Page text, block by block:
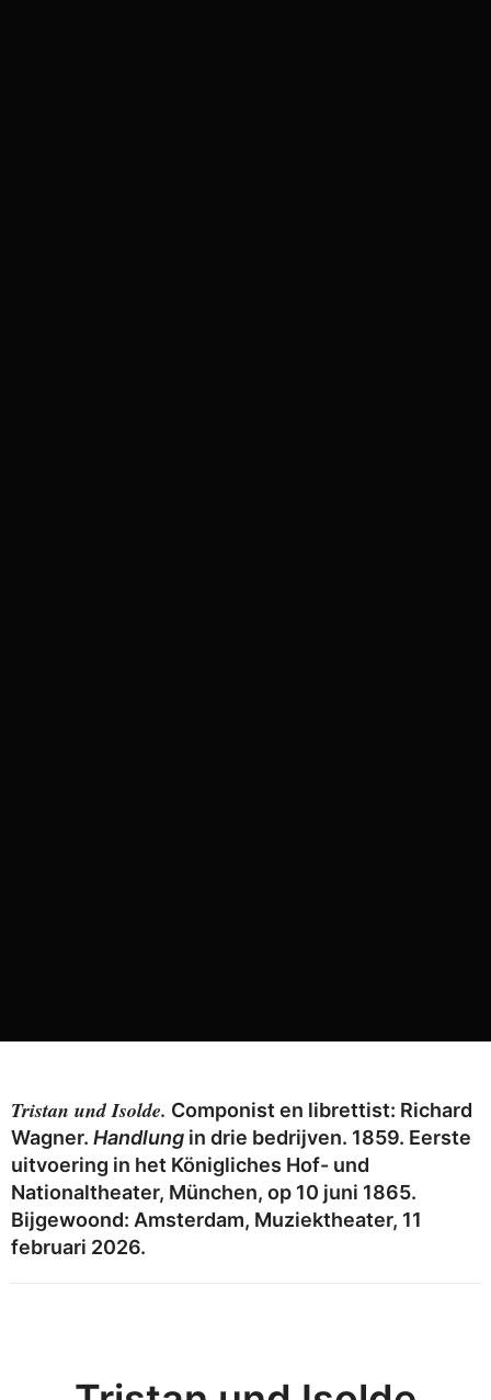
Tristan und Isolde. Componist en librettist: Richard
Wagner. Handlung in drie bedrijven. 1859. Eerste
uitvoering in het Königliches Hof- und
Nationaltheater, München, op 10 juni 1865.
Bijgewoond: Amsterdam, Muziektheater, 11
februari 2026.